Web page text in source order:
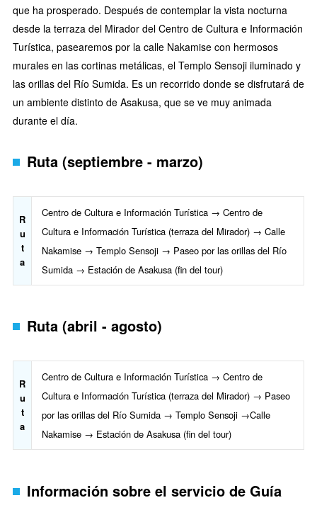
que ha prosperado. Después de contemplar la vista nocturna
desde la terraza del Mirador del Centro de Cultura e Información
Turística, pasearemos por la calle Nakamise con hermosos
murales en las cortinas metálicas, el Templo Sensoji iluminado y
las orillas del Río Sumida. Es un recorrido donde se disfrutará de
un ambiente distinto de Asakusa, que se ve muy animada
durante el día.
Ruta (septiembre - marzo)
R
u
t
a
Centro de Cultura e Información Turística → Centro de
Cultura e Información Turística (terraza del Mirador) → Calle
Nakamise → Templo Sensoji → Paseo por las orillas del Río
Sumida → Estación de Asakusa (fin del tour)
Ruta (abril - agosto)
R
u
t
a
Centro de Cultura e Información Turística → Centro de
Cultura e Información Turística (terraza del Mirador) → Paseo
por las orillas del Río Sumida → Templo Sensoji →Calle
Nakamise → Estación de Asakusa (fin del tour)
Información sobre el servicio de Guía